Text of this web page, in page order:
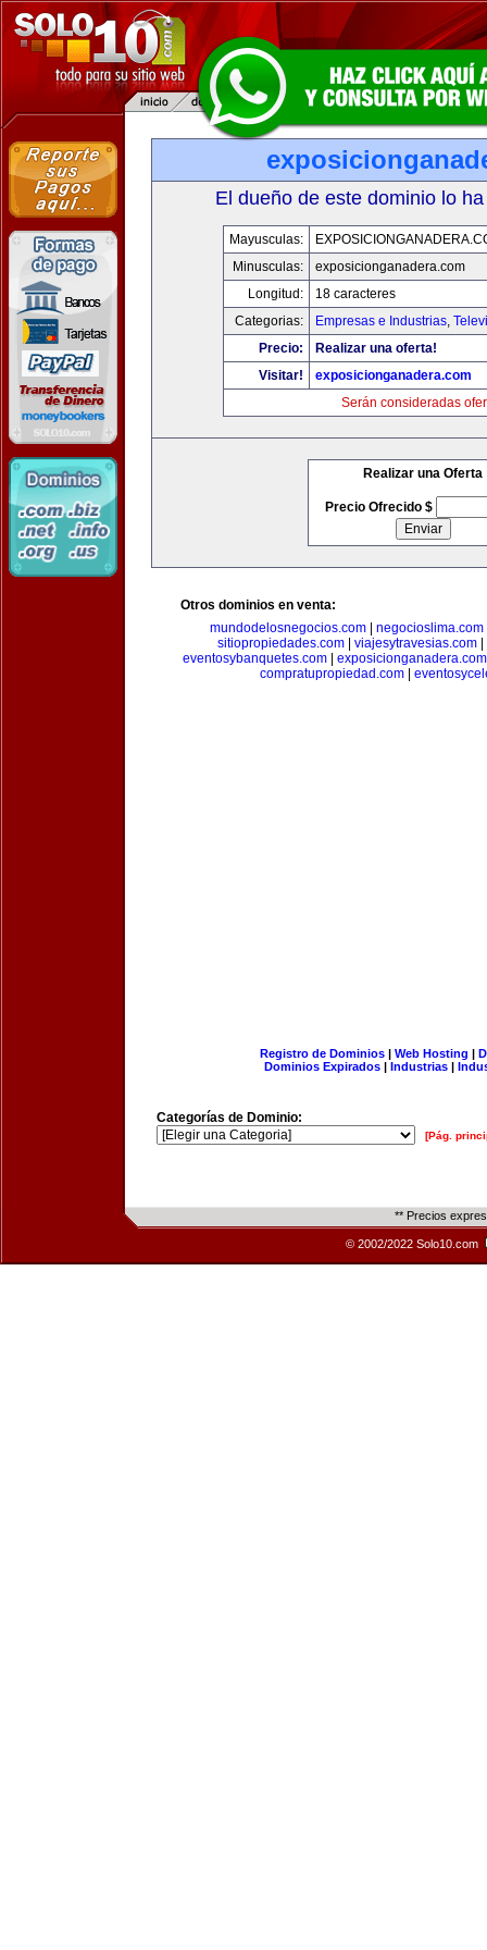
El dueño de este dominio lo
Mayusculas:
Minusculas:
exposicionganadera.com
Longitud:
18 caracteres
Categorias:
Empresas e Industrias,
Precio:
Realizar una oferta!
Visitar!
exposicionganadera.com
Serán consideradas
Realizar una Oferta
Precio Ofrecido $
Otros dominios en venta:
mundodelosnegocios.com| negocioslima.com
sitiopropiedades.com| viajesytravesias.com|
eventosybanquetes.com| exposicionganadera.com
compratupropiedad.com
Registro de Dominios| Web Hosting |
Dominios Expirados | Industrias |
Categorías de Dominio:
[Pág.
** Precios
© 2002/2022 Solo10.com